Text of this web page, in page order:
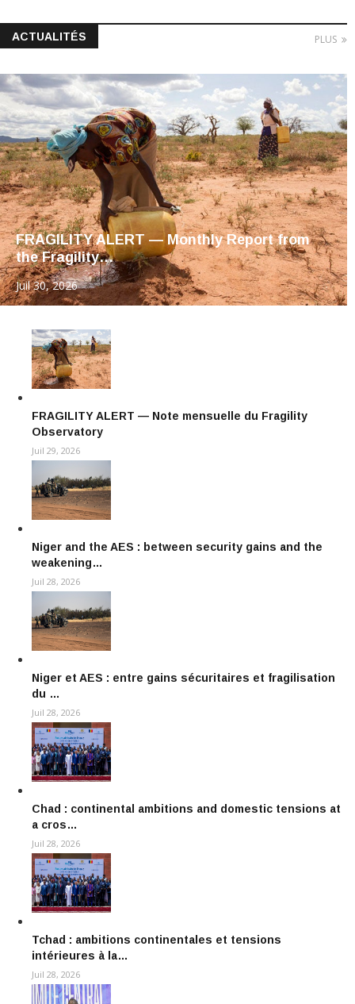
ACTUALITÉS
FRAGILITY ALERT — Monthly Report from
the Fragility…
Juil 30, 2026
FRAGILITY ALERT — Note mensuelle du Fragility
Observatory
Juil 29, 2026
Niger and the AES : between security gains and the
weakening…
Juil 28, 2026
Niger et AES : entre gains sécuritaires et fragilisation
du …
Juil 28, 2026
Chad : continental ambitions and domestic tensions at
a cros…
Juil 28, 2026
Tchad : ambitions continentales et tensions
intérieures à la…
Juil 28, 2026
PLUS